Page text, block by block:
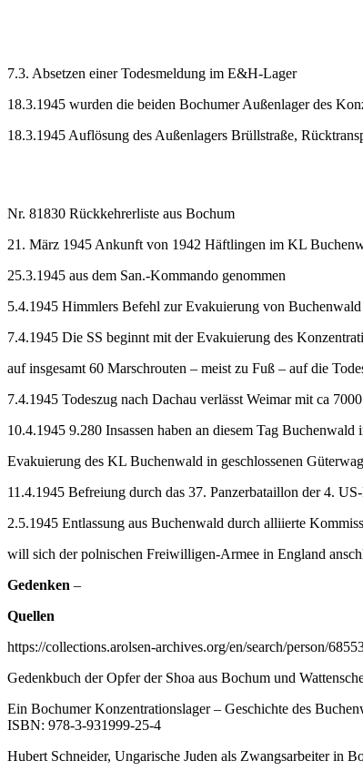
7.3. Absetzen einer Todesmeldung im E&H-Lager
18.3.1945 wurden die beiden Bochumer Außenlager des
18.3.1945 Auflösung des Außenlagers Brüllstraße,
Nr. 81830 Rückkehrerliste aus Bochum
21. März 1945 Ankunft von 1942 Häftlingen im KL
25.3.1945 aus dem San.-Kommando genommen
5.4.1945 Himmlers Befehl zur Evakuierung von
7.4.1945 Die SS beginnt mit der Evakuierung des
auf insgesamt 60 Marschrouten – meist zu Fuß – auf die
7.4.1945 Todeszug nach Dachau verlässt Weimar mit ca
10.4.1945 9.280 Insassen haben an diesem Tag
Evakuierung des KL Buchenwald in geschlossenen
11.4.1945 Befreiung durch das 37. Panzerbataillon der 4.
2.5.1945 Entlassung aus Buchenwald durch alliierte
will sich der polnischen Freiwilligen-Armee in England
Gedenken –
Quellen
https://collections.arolsen-archives.org/en/search/person/
Gedenkbuch der Opfer der Shoa aus Bochum und
Ein Bochumer Konzentrationslager – Geschichte des
ISBN: 978-3-931999-25-4
Hubert Schneider, Ungarische Juden als Zwangsarbeiter in